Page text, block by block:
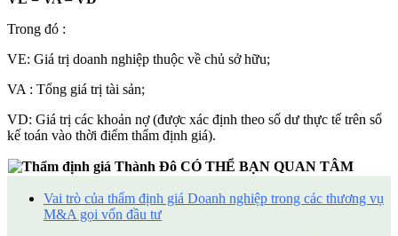
Trong đó :
VE: Giá trị doanh nghiệp thuộc về chủ sở hữu;
VA : Tổng giá trị tài sản;
VD: Giá trị các khoản nợ (được xác định theo số dư thực tế trên sổ
kế toán vào thời điểm thẩm định giá).
CÓ THỂ BẠN QUAN TÂM
Vai trò của thẩm định giá Doanh nghiệp trong các thương vụ
M&A gọi vốn đầu tư